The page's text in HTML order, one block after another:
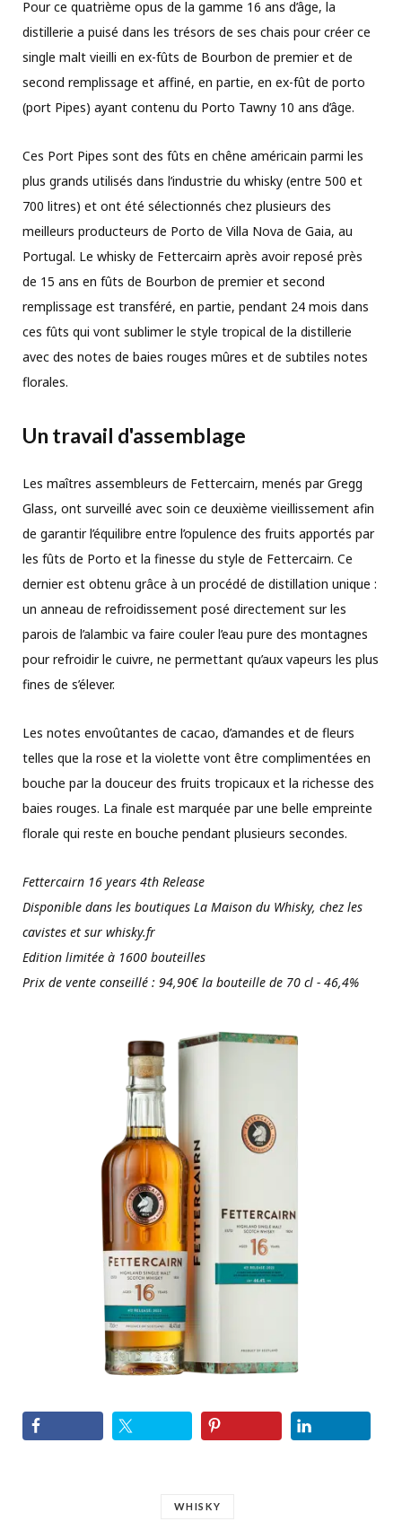
Pour ce quatrième opus de la gamme 16 ans d’âge, la
distillerie a puisé dans les trésors de ses chais pour créer ce
single malt vieilli en ex-fûts de Bourbon de premier et de
second remplissage et affiné, en partie, en ex-fût de porto
(port Pipes) ayant contenu du Porto Tawny 10 ans d’âge.
Ces Port Pipes sont des fûts en chêne américain parmi les
plus grands utilisés dans l’industrie du whisky (entre 500 et
700 litres) et ont été sélectionnés chez plusieurs des
meilleurs producteurs de Porto de Villa Nova de Gaia, au
Portugal. Le whisky de Fettercairn après avoir reposé près
de 15 ans en fûts de Bourbon de premier et second
remplissage est transféré, en partie, pendant 24 mois dans
ces fûts qui vont sublimer le style tropical de la distillerie
avec des notes de baies rouges mûres et de subtiles notes
florales.
Un travail d'assemblage
Les maîtres assembleurs de Fettercairn, menés par Gregg
Glass, ont surveillé avec soin ce deuxième vieillissement afin
de garantir l’équilibre entre l’opulence des fruits apportés par
les fûts de Porto et la finesse du style de Fettercairn. Ce
dernier est obtenu grâce à un procédé de distillation unique :
un anneau de refroidissement posé directement sur les
parois de l’alambic va faire couler l’eau pure des montagnes
pour refroidir le cuivre, ne permettant qu’aux vapeurs les plus
fines de s’élever.
Les notes envoûtantes de cacao, d’amandes et de fleurs
telles que la rose et la violette vont être complimentées en
bouche par la douceur des fruits tropicaux et la richesse des
baies rouges. La finale est marquée par une belle empreinte
florale qui reste en bouche pendant plusieurs secondes.
Fettercairn 16 years 4th Release
Disponible dans les boutiques La Maison du Whisky, chez les
cavistes et sur whisky.fr
Edition limitée à 1600 bouteilles
Prix de vente conseillé : 94,90€ la bouteille de 70 cl - 46,4%
WHISKY